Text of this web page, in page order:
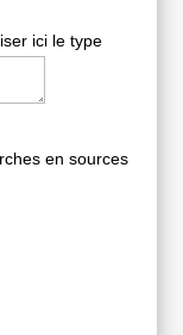
ici le type
en sources